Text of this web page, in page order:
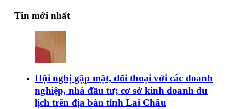
Tin mới nhất
Hội nghị gặp mặt, đối thoại với các doanh
nghiệp, nhà đầu tư; cơ sở kinh doanh du
lịch trên địa bàn tỉnh Lai Châu